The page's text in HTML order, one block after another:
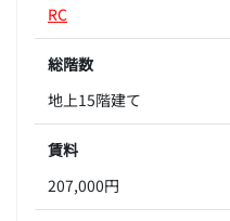
RC
総階数
地上15階建て
賃料
207,000円